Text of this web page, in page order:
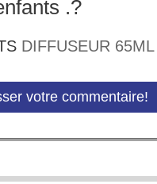
.?
DIFFUSEUR